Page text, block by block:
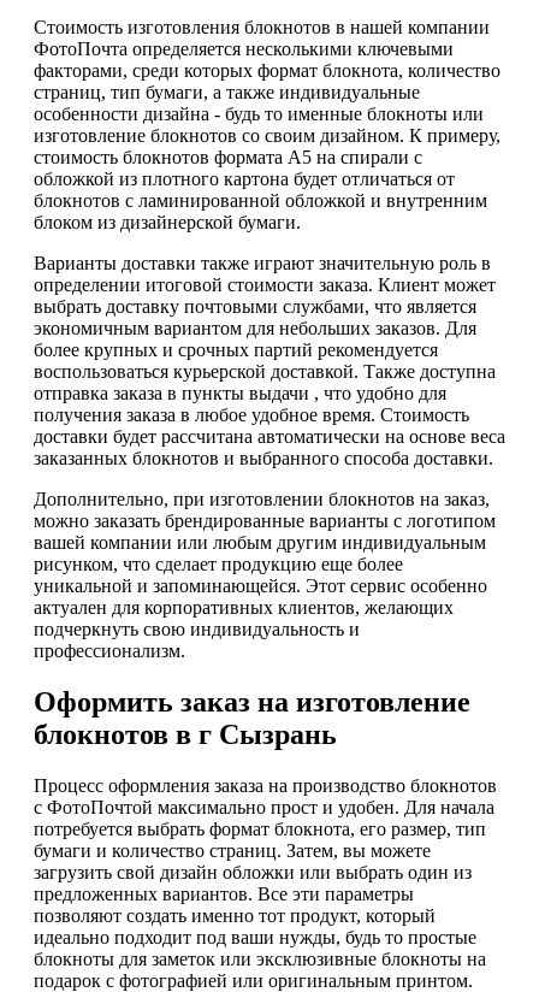
Стоимость изготовления блокнотов в нашей компании
ФотоПочта определяется несколькими ключевыми
факторами, среди которых формат блокнота, количество
страниц, тип бумаги, а также индивидуальные
особенности дизайна - будь то именные блокноты или
изготовление блокнотов со своим дизайном. К примеру,
стоимость блокнотов формата А5 на спирали с
обложкой из плотного картона будет отличаться от
блокнотов с ламинированной обложкой и внутренним
блоком из дизайнерской бумаги.
Варианты доставки также играют значительную роль в
определении итоговой стоимости заказа. Клиент может
выбрать доставку почтовыми службами, что является
экономичным вариантом для небольших заказов. Для
более крупных и срочных партий рекомендуется
воспользоваться курьерской доставкой. Также доступна
отправка заказа в пункты выдачи , что удобно для
получения заказа в любое удобное время. Стоимость
доставки будет рассчитана автоматически на основе веса
заказанных блокнотов и выбранного способа доставки.
Дополнительно, при изготовлении блокнотов на заказ,
можно заказать брендированные варианты с логотипом
вашей компании или любым другим индивидуальным
рисунком, что сделает продукцию еще более
уникальной и запоминающейся. Этот сервис особенно
актуален для корпоративных клиентов, желающих
подчеркнуть свою индивидуальность и
профессионализм.
Оформить заказ на изготовление
блокнотов в г Сызрань
Процесс оформления заказа на производство блокнотов
с ФотоПочтой максимально прост и удобен. Для начала
потребуется выбрать формат блокнота, его размер, тип
бумаги и количество страниц. Затем, вы можете
загрузить свой дизайн обложки или выбрать один из
предложенных вариантов. Все эти параметры
позволяют создать именно тот продукт, который
идеально подходит под ваши нужды, будь то простые
блокноты для заметок или эксклюзивные блокноты на
подарок с фотографией или оригинальным принтом.